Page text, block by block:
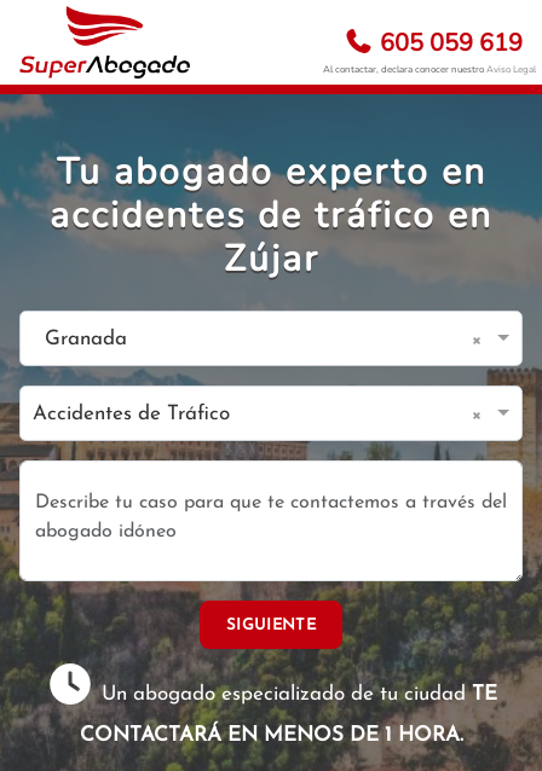
605 059 619
Al contactar, declara conocer nuestroAviso Legal
Tu abogado experto en
accidentes de tráfico en
Zújar
Granada ×
Accidentes de Tráfico ×
SIGUIENTE
Un abogado especializado de tu ciudadTE
CONTACTARÁ EN MENOS DE 1 HORA.